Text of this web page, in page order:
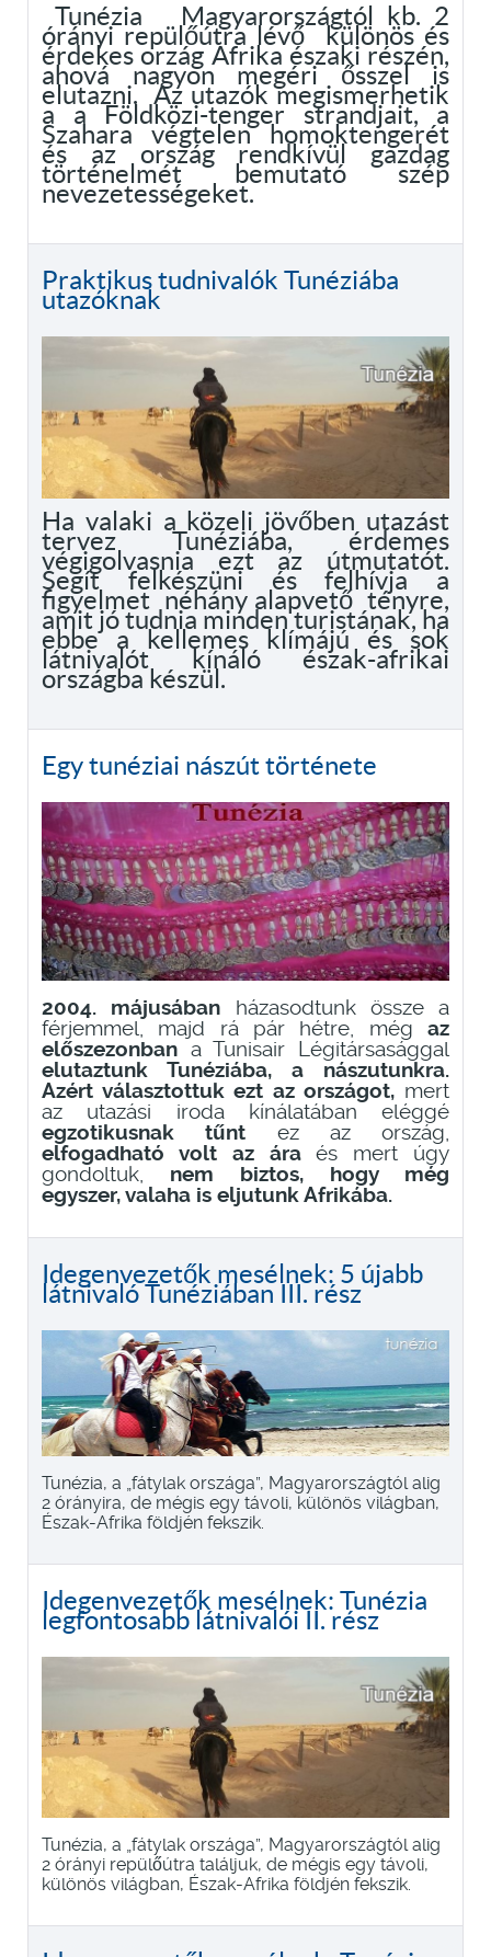
Tunézia Magyarországtól kb. 2
órányi repülőútra lévő különös és
érdekes orzág Afrika északi részén,
ahová nagyon megéri ősszel is
elutazni. Az utazók megismerhetik
a a Földközi-tenger strandjait, a
Szahara végtelen homoktengerét
és az ország rendkívül gazdag
történelmét bemutató szép
nevezetességeket.
Praktikus tudnivalók Tunéziába
utazóknak
Ha valaki a közeli jövőben utazást
tervez Tunéziába, érdemes
végigolvasnia ezt az útmutatót.
Segít felkészüni és felhívja a
figyelmet néhány alapvető tényre,
amit jó tudnia minden turistának, ha
ebbe a kellemes klímájú és sok
látnivalót kínáló észak-afrikai
országba készül.
Egy tunéziai nászút története
2004. májusában házasodtunk össze a
férjemmel, majd rá pár hétre, még az
előszezonban a Tunisair Légitársasággal
elutaztunk Tunéziába, a nászutunkra.
Azért választottuk ezt az országot, mert
az utazási iroda kínálatában eléggé
egzotikusnak tűnt ez az ország,
elfogadható volt az áraés mert úgy
gondoltuk, nem biztos, hogy még
egyszer, valaha is eljutunk Afrikába.
Idegenvezetők mesélnek: 5 újabb
látnivaló Tunéziában III. rész
Tunézia, a „fátylak országa”, Magyarországtól alig
2 órányira, de mégis egy távoli, különös világban,
Észak-Afrika földjén fekszik.
Idegenvezetők mesélnek: Tunézia
legfontosabb látnivalói II. rész
Tunézia, a „fátylak országa”, Magyarországtól alig
2 órányi repülőútra találjuk, de mégis egy távoli,
különös világban, Észak-Afrika földjén fekszik.